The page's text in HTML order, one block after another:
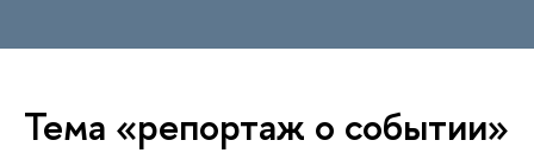
Тема «репортаж о событии»